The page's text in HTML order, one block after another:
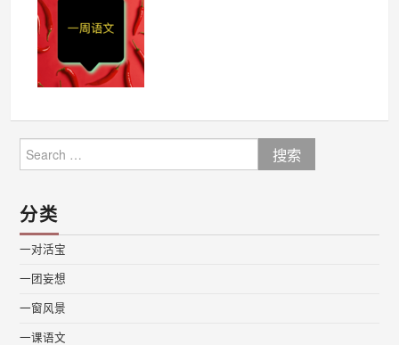
for:
分类
一对活宝
一团妄想
一窗风景
一课语文